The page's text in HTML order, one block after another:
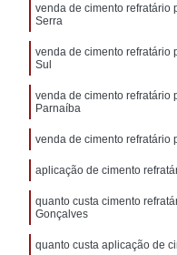
venda de cimento refratário
Serra
venda de cimento refratário
Sul
venda de cimento refratário
Parnaíba
venda de cimento refratário
aplicação de cimento
quanto custa cimento
Gonçalves
quanto custa aplicação de